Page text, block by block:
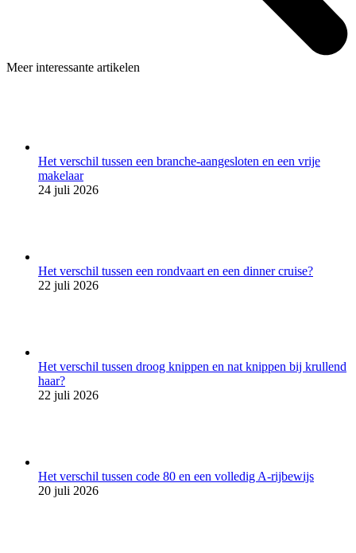
Meer interessante artikelen
Het verschil tussen een branche-aangesloten en een vrije
makelaar
24 juli 2026
Het verschil tussen een rondvaart en een dinner cruise?
22 juli 2026
Het verschil tussen droog knippen en nat knippen bij krullend
haar?
22 juli 2026
Het verschil tussen code 80 en een volledig A-rijbewijs
20 juli 2026